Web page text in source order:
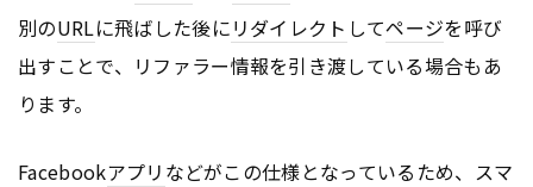
別のURLに飛ばした後にリダイレクト してページを呼び
出すことで、リファラー情報を引き渡している場合もあ
ります。
Facebookアプリ などがこの仕様となっているため、スマ